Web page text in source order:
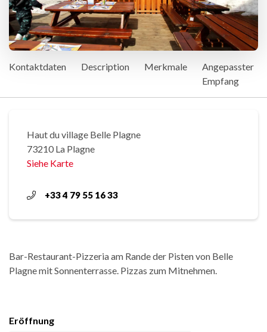
Kontaktdaten Description Merkmale
Angepasster
Empfang
Haut du village Belle Plagne
73210 La Plagne
Siehe Karte
+33 4 79 55 16 33
Bar-Restaurant-Pizzeria am Rande der Pisten von Belle
Plagne mit Sonnenterrasse. Pizzas zum Mitnehmen.
Eröffnung